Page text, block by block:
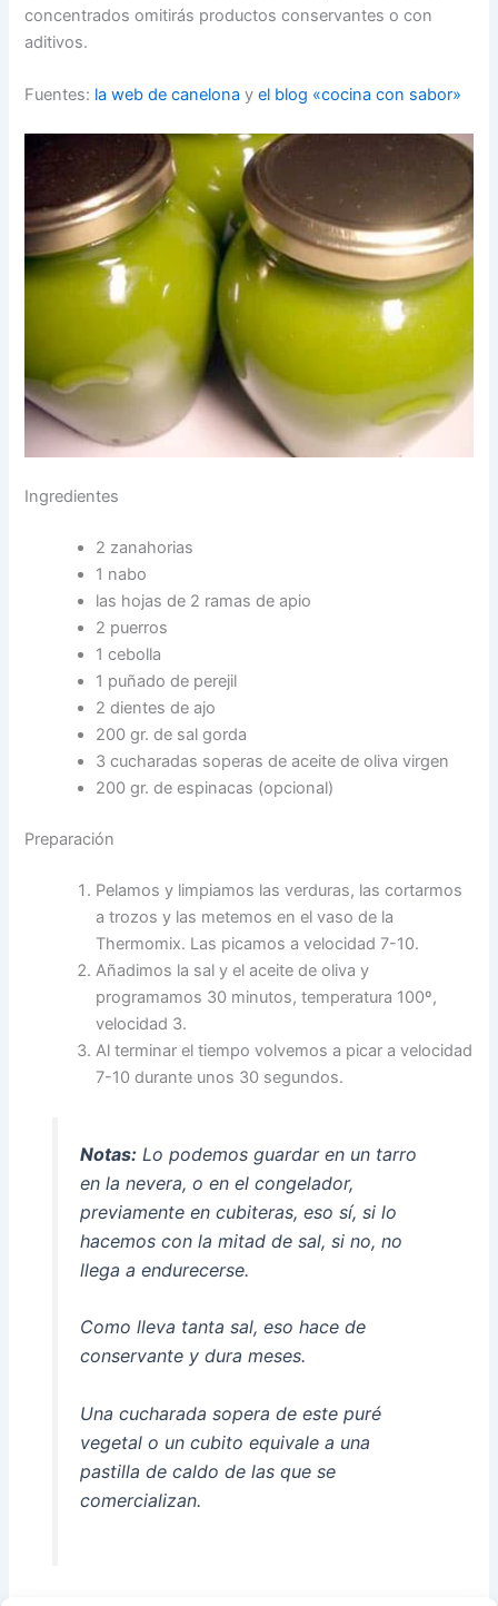
concentrados omitirás productos conservantes o con
aditivos.
Fuentes: la web de canelona yel blog «cocina con sabor»
Ingredientes
2 zanahorias
1 nabo
las hojas de 2 ramas de apio
2 puerros
1 cebolla
1 puñado de perejil
2 dientes de ajo
200 gr. de sal gorda
3 cucharadas soperas de aceite de oliva virgen
200 gr. de espinacas (opcional)
Preparación
Pelamos y limpiamos las verduras, las cortarmos
a trozos y las metemos en el vaso de la
Thermomix. Las picamos a velocidad 7-10.
Añadimos la sal y el aceite de oliva y
programamos 30 minutos, temperatura 100º,
velocidad 3.
Al terminar el tiempo volvemos a picar a velocidad
7-10 durante unos 30 segundos.
Notas:Lo podemos guardar en un tarro
en la nevera, o en el congelador,
previamente en cubiteras, eso sí, si lo
hacemos con la mitad de sal, si no, no
llega a endurecerse.
Como lleva tanta sal, eso hace de
conservante y dura meses.
Una cucharada sopera de este puré
vegetal o un cubito equivale a una
pastilla de caldo de las que se
comercializan.